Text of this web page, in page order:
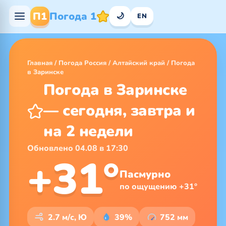
П1 Погода 1 🌙 EN
Главная / Погода Россия /Алтайский край / Погода
в Заринске
Погода в Заринске
— сегодня, завтра и
на 2 недели
Обновлено 04.08 в 17:30
+31°Пасмурно
по ощущению +31°
2.7 м/с, Ю 39%
752 мм